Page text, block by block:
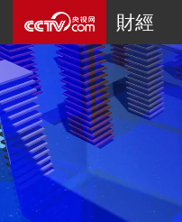
財經